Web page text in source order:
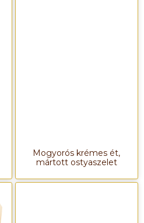
Mogyorós krémes ét,
mártott ostyaszelet